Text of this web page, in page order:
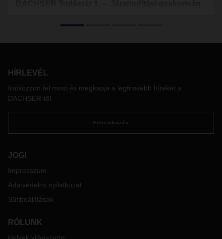
Rugalmas és megbízható – a DACHSER ezt a két jelzőt
a vállalat annak érdekében, hogy ez a két szó valóban fedje
a tevékenységüket? Mit jelent pontosan az, hogy naponta
indulnak járatok Európa minden területére? DACHSER
vizsgáljuk meg, hogyan működik egy logisztikai cég.
HÍRLEVÉL
Iratkozzon fel most és megkapja a legfrissebb híreket a
DACHSER-től
Feliratkozás
JOGI
Impresszum
Adatvédelmi nyilatkozat
Sütibeállítások
RÓLUNK